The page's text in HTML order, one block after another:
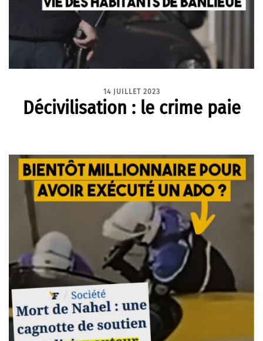
14 JUILLET 2023
Décivilisation : le crime paie